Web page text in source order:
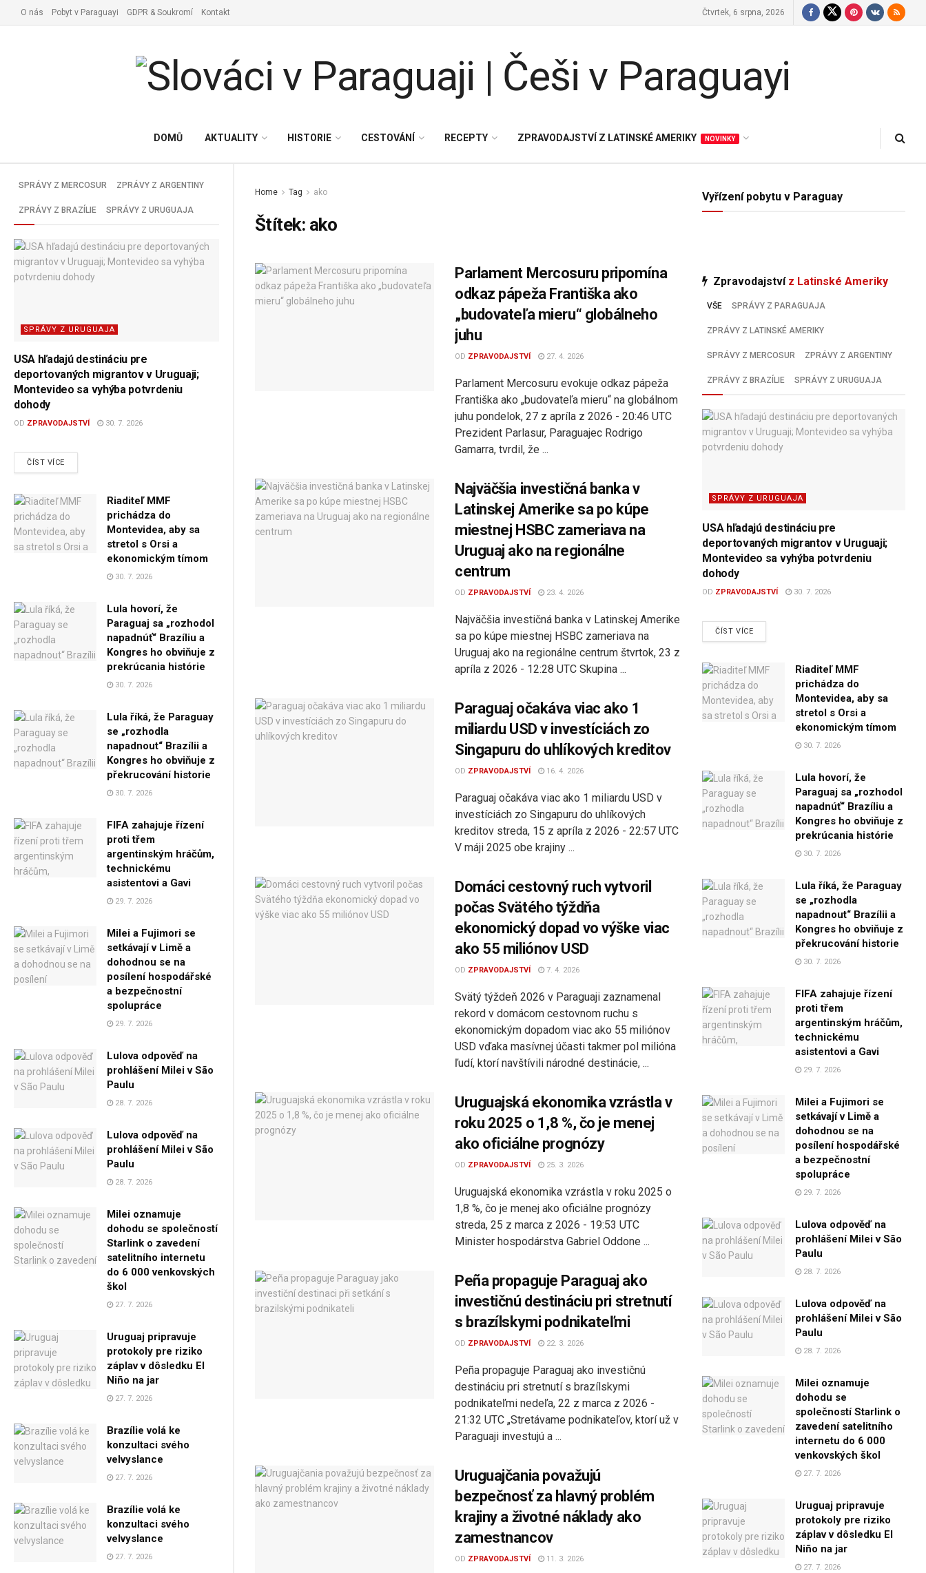
Vyřízení pobytu v Paraguay
SPRÁVY Z MERCOSUR ZPRÁVY Z ARGENTINY
ZPRÁVY Z BRAZÍLIE SPRÁVY Z URUGUAJA
SPRÁVY Z URUGUAJA
USA hľadajú destináciu pre
deportovaných migrantov v Uruguaji;
Montevideo sa vyhýba potvrdeniu
dohody
OD ZPRAVODAJSTVÍ 30. 7. 2026
ČÍST VÍCEDETAILS
Riaditeľ MMF
prichádza do
Montevidea, aby sa
stretol s Orsi a
ekonomickým tímom
30. 7. 2026
Lula hovorí, že
Paraguaj sa „rozhodol
napadnúť“ Brazíliu a
Kongres ho obviňuje z
prekrúcania histórie
30. 7. 2026
Lula říká, že Paraguay
se „rozhodla
napadnout“ Brazílii a
Kongres ho obviňuje z
překrucování historie
30. 7. 2026
FIFA zahajuje řízení
proti třem
argentinským hráčům,
technickému
asistentovi a Gavi
29. 7. 2026
Milei a Fujimori se
setkávají v Limě a
dohodnou se na
posílení hospodářské
a bezpečnostní
spolupráce
29. 7. 2026
Lulova odpověď na
prohlášení Milei v São
Paulu
28. 7. 2026
Lulova odpověď na
prohlášení Milei v São
Paulu
28. 7. 2026
Milei oznamuje
dohodu se společností
Starlink o zavedení
satelitního internetu
do 6 000 venkovských
škol
27. 7. 2026
Uruguaj pripravuje
protokoly pre riziko
záplav v dôsledku El
Niño na jar
27. 7. 2026
Brazílie volá ke
konzultaci svého
velvyslance
27. 7. 2026
Brazílie volá ke
konzultaci svého
velvyslance
27. 7. 2026
O nás Pobyt v Paraguayi GDPR & Soukromí Kontakt Čtvrtek, 6 srpna, 2026
DOMŮ AKTUALITY HISTORIE CESTOVÁNÍ RECEPTY ZPRAVODAJSTVÍ Z LATINSKÉ AMERIKY NOVINKY
Home Tag ako
Štítek: ako
Parlament Mercosuru pripomína
odkaz pápeža Františka ako
„budovateľa mieru“ globálneho
juhu
OD ZPRAVODAJSTVÍ 27. 4. 2026
Parlament Mercosuru evokuje odkaz pápeža
Františka ako „budovateľa mieru“ na globálnom
juhu pondelok, 27 z apríla z 2026 - 20:46 UTC
Prezident Parlasur, Paraguajec Rodrigo
Gamarra, tvrdil, že ...
Najväčšia investičná banka v
Latinskej Amerike sa po kúpe
miestnej HSBC zameriava na
Uruguaj ako na regionálne
centrum
OD ZPRAVODAJSTVÍ 23. 4. 2026
Najväčšia investičná banka v Latinskej Amerike
sa po kúpe miestnej HSBC zameriava na
Uruguaj ako na regionálne centrum štvrtok, 23 z
apríla z 2026 - 12:28 UTC Skupina ...
Paraguaj očakáva viac ako 1
miliardu USD v investíciách zo
Singapuru do uhlíkových kreditov
OD ZPRAVODAJSTVÍ 16. 4. 2026
Paraguaj očakáva viac ako 1 miliardu USD v
investíciách zo Singapuru do uhlíkových
kreditov streda, 15 z apríla z 2026 - 22:57 UTC
V máji 2025 obe krajiny ...
Domáci cestovný ruch vytvoril
počas Svätého týždňa
ekonomický dopad vo výške viac
ako 55 miliónov USD
OD ZPRAVODAJSTVÍ 7. 4. 2026
Svätý týždeň 2026 v Paraguaji zaznamenal
rekord v domácom cestovnom ruchu s
ekonomickým dopadom viac ako 55 miliónov
USD vďaka masívnej účasti takmer pol milióna
ľudí, ktorí navštívili národné destinácie, ...
Uruguajská ekonomika vzrástla v
roku 2025 o 1,8 %, čo je menej
ako oficiálne prognózy
OD ZPRAVODAJSTVÍ 25. 3. 2026
Uruguajská ekonomika vzrástla v roku 2025 o
1,8 %, čo je menej ako oficiálne prognózy
streda, 25 z marca z 2026 - 19:53 UTC
Minister hospodárstva Gabriel Oddone ...
Peña propaguje Paraguaj ako
investičnú destináciu pri stretnutí
s brazílskymi podnikateľmi
OD ZPRAVODAJSTVÍ 22. 3. 2026
Peña propaguje Paraguaj ako investičnú
destináciu pri stretnutí s brazílskymi
podnikateľmi nedeľa, 22 z marca z 2026 -
21:32 UTC „Stretávame podnikateľov, ktorí už v
Paraguaji investujú a ...
Uruguajčania považujú
bezpečnosť za hlavný problém
krajiny a životné náklady ako
zamestnancov
OD ZPRAVODAJSTVÍ 11. 3. 2026
Vyřízení pobytu v Paraguay
Zpravodajství z Latinské Ameriky
VŠE SPRÁVY Z PARAGUAJA
ZPRÁVY Z LATINSKÉ AMERIKY
SPRÁVY Z MERCOSUR ZPRÁVY Z ARGENTINY
ZPRÁVY Z BRAZÍLIE SPRÁVY Z URUGUAJA
SPRÁVY Z URUGUAJA
USA hľadajú destináciu pre
deportovaných migrantov v Uruguaji;
Montevideo sa vyhýba potvrdeniu
dohody
OD ZPRAVODAJSTVÍ 30. 7. 2026
ČÍST VÍCEDETAILS
Riaditeľ MMF
prichádza do
Montevidea, aby sa
stretol s Orsi a
ekonomickým tímom
30. 7. 2026
Lula hovorí, že
Paraguaj sa „rozhodol
napadnúť“ Brazíliu a
Kongres ho obviňuje z
prekrúcania histórie
30. 7. 2026
Lula říká, že Paraguay
se „rozhodla
napadnout“ Brazílii a
Kongres ho obviňuje z
překrucování historie
30. 7. 2026
FIFA zahajuje řízení
proti třem
argentinským hráčům,
technickému
asistentovi a Gavi
29. 7. 2026
Milei a Fujimori se
setkávají v Limě a
dohodnou se na
posílení hospodářské
a bezpečnostní
spolupráce
29. 7. 2026
Lulova odpověď na
prohlášení Milei v São
Paulu
28. 7. 2026
Lulova odpověď na
prohlášení Milei v São
Paulu
28. 7. 2026
Milei oznamuje
dohodu se
společností Starlink o
zavedení satelitního
internetu do 6 000
venkovských škol
27. 7. 2026
Uruguaj pripravuje
protokoly pre riziko
záplav v dôsledku El
Niño na jar
27. 7. 2026